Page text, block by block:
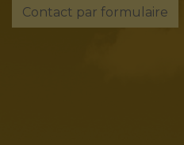
Contact par formulaire